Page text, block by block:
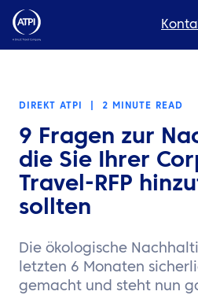
Ressourcen
Über uns
TravelHub Login
DIREKT ATPI 2 MINUTE READ
9 Fragen zur
die Sie Ihrer
Travel-RFP
sollten
Die ökologische
letzten 6 Monaten
gemacht und steht nun